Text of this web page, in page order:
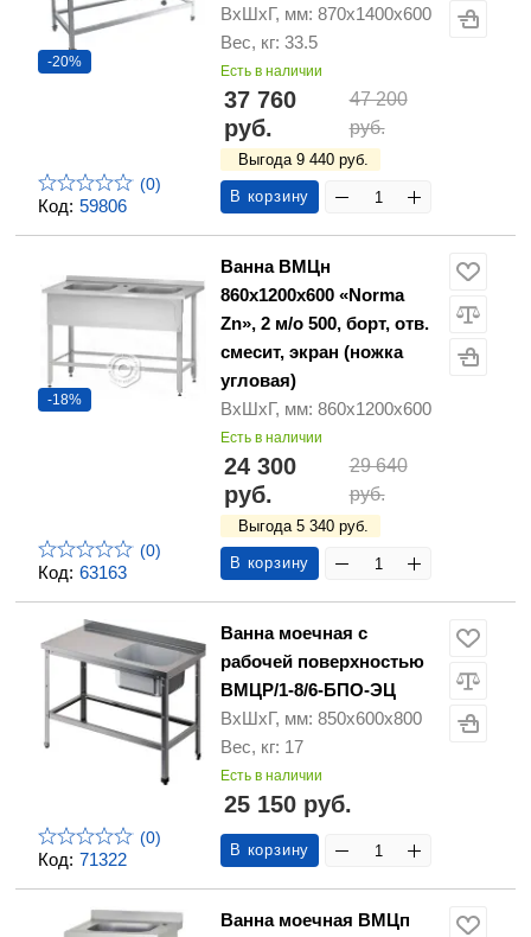
Код: 59806
-20%
(0)
ВхШхГ, мм: 870х1400х600
Вес, кг: 33.5
Есть в наличии
37 760
руб.
47 200
руб.
Выгода 9 440 руб.
В корзину
Код: 63163
-18%
(0)
Ванна ВМЦн
860х1200х600 «Norma
Zn», 2 м/о 500, борт, отв.
смесит, экран (ножка
угловая)
ВхШхГ, мм: 860х1200х600
Есть в наличии
24 300
руб.
29 640
руб.
Выгода 5 340 руб.
В корзину
Код: 71322
(0)
Ванна моечная с
рабочей поверхностью
ВМЦР/1-8/6-БПО-ЭЦ
ВхШхГ, мм: 850х600х800
Вес, кг: 17
Есть в наличии
25 150 руб.
В корзину
Ванна моечная ВМЦп